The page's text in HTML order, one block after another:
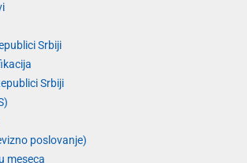
Srbiji
Srbiji
poslovanje)
meseca